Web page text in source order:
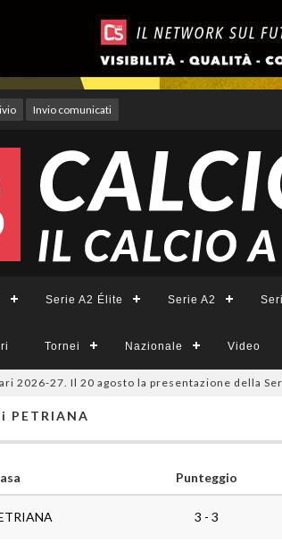
Invio comunicati
Serie A2 Élite Serie A2
Tornei Nazionale Video
27. Il 20 agosto la presentazione della Serie A
Punteggio
3 - 3